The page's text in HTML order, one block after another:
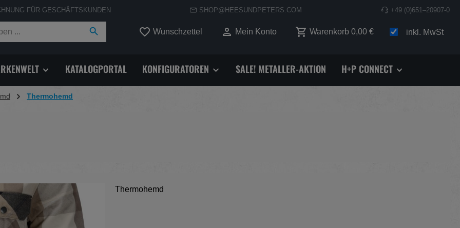
FÜR GESCHÄFTSKUNDEN SHOP@HEESUNDPETERS.COM +49 (0)651–20907-0
Wunschzettel Du hast 0 Produkte auf dem Merkzettel
Mein Konto Warenkorb 0,00 € inkl. MwSt
KATALOGPORTAL KONFIGURATOREN SALE! METALLER-AKTION H+P CONNECT
Thermohemd
Thermohemd